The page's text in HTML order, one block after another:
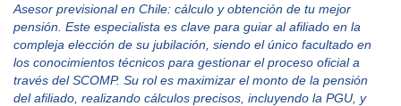
Asesor previsional en Chile: cálculo y obtención de tu mejor
pensión. Este especialista es clave para guiar al afiliado en la
compleja elección de su jubilación, siendo el único facultado en
los conocimientos técnicos para gestionar el proceso oficial a
través del SCOMP. Su rol es maximizar el monto de la pensión
del afiliado, realizando cálculos precisos, incluyendo la PGU, y